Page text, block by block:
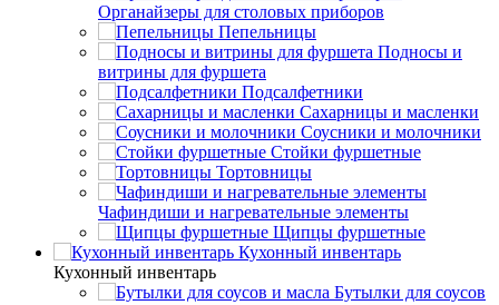
Органайзеры для столовых приборов
Пепельницы
Подносы и
витрины для фуршета
Подсалфетники
Сахарницы и масленки
Соусники и молочники
Стойки фуршетные
Тортовницы
Чафиндиши и нагревательные элементы
Щипцы фуршетные
Кухонный инвентарь
Кухонный инвентарь
Бутылки для соусов